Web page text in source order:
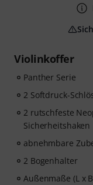
Violinkoffer
Panther Serie
2 Softdruck-
2 rutschfeste
Sicherheitshaken
abnehmbare
2 Bogenhalter
Außenmaße (L x